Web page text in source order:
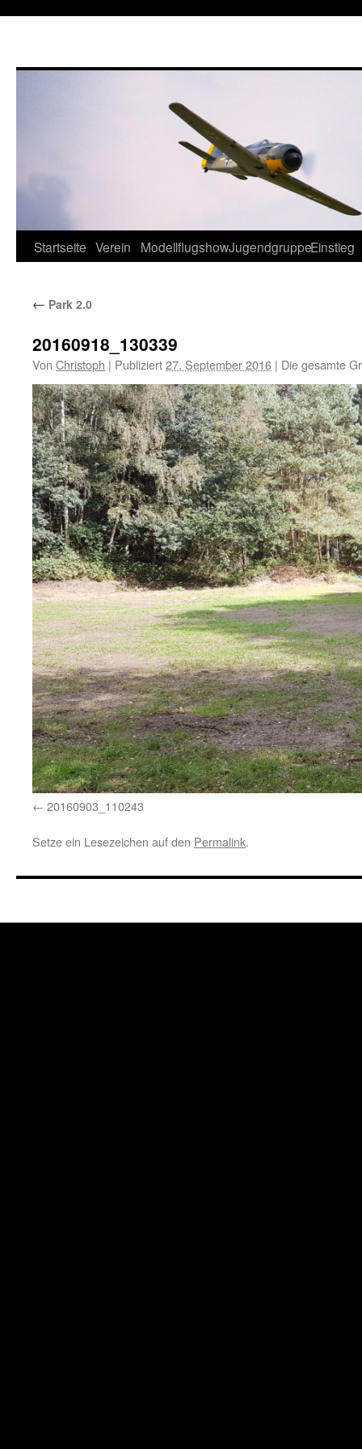
Springe
Inhalt
Startseite Verein ModellflugshowJugendgruppeEinstieg
← Park 2.0
20160918_130339
Von Christoph | Publiziert27. September 2016 | Die gesamte
20160903_110243
Setze ein Lesezeichen auf den Permalink.